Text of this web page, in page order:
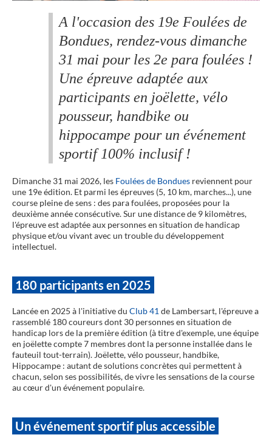
A l'occasion des 19e Foulées de
Bondues, rendez-vous dimanche
31 mai pour les 2e para foulées !
Une épreuve adaptée aux
participants en joëlette, vélo
pousseur, handbike ou
hippocampe pour un événement
sportif 100% inclusif !
Dimanche 31 mai 2026, les Foulées de Bondues reviennent pour
une 19e édition. Et parmi les épreuves (5, 10 km, marches...), une
course pleine de sens : des para foulées, proposées pour la
deuxième année consécutive. Sur une distance de 9 kilomètres,
l'épreuve est adaptée aux personnes en situation de handicap
physique et/ou vivant avec un trouble du développement
intellectuel.
180 participants en 2025
Lancée en 2025 à l'initiative du Club 41 de Lambersart, l'épreuve a
rassemblé 180 coureurs dont 30 personnes en situation de
handicap lors de la première édition (à titre d'exemple, une équipe
en joëlette compte 7 membres dont la personne installée dans le
fauteuil tout-terrain). Joëlette, vélo pousseur, handbike,
Hippocampe : autant de solutions concrètes qui permettent à
chacun, selon ses possibilités, de vivre les sensations de la course
au cœur d'un événement populaire.
Un événement sportif plus accessible